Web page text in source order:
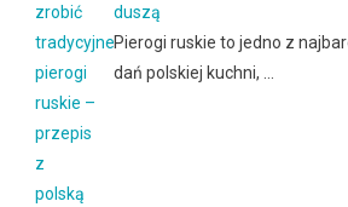
duszą
Pierogi ruskie to jedno z
dań polskiej kuchni, …